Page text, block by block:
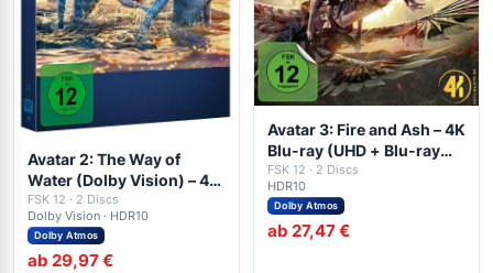
Avatar 2: The Way of
Water (Dolby Vision) – 4K
Blu-ray (UHD + Blu-ray
Disc + Bonus Blu-ray)
FSK 12 · 2 Discs
Dolby Vision · HDR10
Dolby Atmos
ab 29,97 €
Avatar 3: Fire and Ash – 4K
Blu-ray (UHD + Blu-ray
Disc + Bonus Blu-ray)
FSK 12 · 2 Discs
HDR10
Dolby Atmos
ab 27,47 €